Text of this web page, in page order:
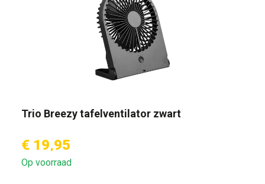
Trio Breezy tafelventilator zwart
€ 19,95
Op voorraad